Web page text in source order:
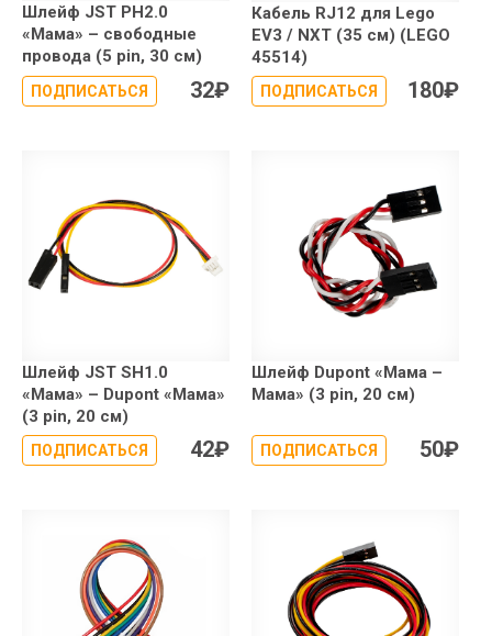
Шлейф JST PH2.0
«Мама» – свободные
провода (5 pin, 30 см)
ПОДПИСАТЬСЯ 32₽
Кабель RJ12 для Lego
EV3 / NXT (35 см) (LEGO
45514)
ПОДПИСАТЬСЯ 180₽
Шлейф JST SH1.0
«Мама» – Dupont «Мама»
(3 pin, 20 см)
ПОДПИСАТЬСЯ 42₽
Шлейф Dupont «Мама –
Мама» (3 pin, 20 см)
ПОДПИСАТЬСЯ 50₽